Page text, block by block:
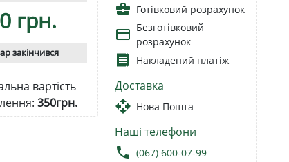
грн.
закінчився
вартість
350грн.
business_center Готівковий розрахунок
payment Безготівковий
розрахунок
receipt Накладений платіж
Доставка
open_with Нова Пошта
Наші телефони
local_phone (067) 600-07-99